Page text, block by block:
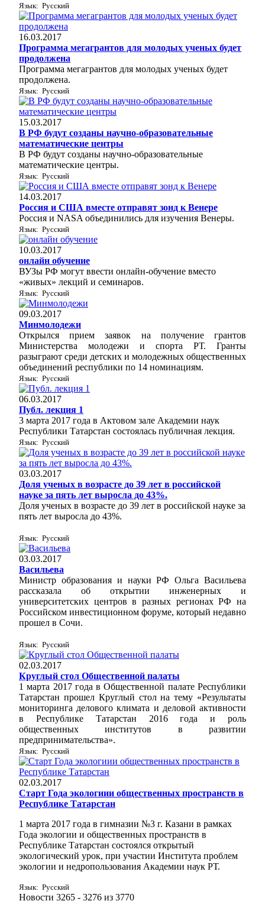
Язык: Русский
16.03.2017
Программа мегагрантов для молодых ученых будет
продолжена
Программа мегагрантов для молодых ученых будет
продолжена.
Язык: Русский
15.03.2017
В РФ будут созданы научно-образовательные
математические центры
В РФ будут созданы научно-образовательные
математические центры.
Язык: Русский
14.03.2017
Россия и США вместе отправят зонд к Венере
Россия и NASA объединились для изучения Венеры.
Язык: Русский
10.03.2017
онлайн обучение
ВУЗы РФ могут ввести онлайн-обучение вместо
«живых» лекций и семинаров.
Язык: Русский
09.03.2017
Минмолодежи
Открылся прием заявок на получение грантов
Министерства молодежи и спорта РТ. Гранты
разыграют среди детских и молодежных общественных
объединений республики по 14 номинациям.
Язык: Русский
06.03.2017
Публ. лекция 1
3 марта 2017 года в Актовом зале Академии наук
Республики Татарстан состоялась публичная лекция.
Язык: Русский
03.03.2017
Доля ученых в возрасте до 39 лет в российской
науке за пять лет выросла до 43%.
Доля ученых в возрасте до 39 лет в российской науке за
пять лет выросла до 43%.
Язык: Русский
03.03.2017
Васильева
Министр образования и науки РФ Ольга Васильева
рассказала об открытии инженерных и
университетских центров в разных регионах РФ на
Российском инвестиционном форуме, который недавно
прошел в Сочи.
Язык: Русский
02.03.2017
Круглый стол Общественной палаты
1 марта 2017 года в Общественной палате Республики
Татарстан прошел Круглый стол на тему «Результаты
мониторинга делового климата и деловой активности
в Республике Татарстан 2016 года и роль
общественных институтов в развитии
предпринимательства».
Язык: Русский
02.03.2017
Старт Года экологиии общественных пространств в
Республике Татарстан
1 марта 2017 года в гимназии №3 г. Казани в рамках
Года экологии и общественных пространств в
Республике Татарстан состоялся открытый
экологический урок, при участии Института проблем
экологии и недропользования Академии наук РТ.
Язык: Русский
Новости 3265 - 3276 из 3770